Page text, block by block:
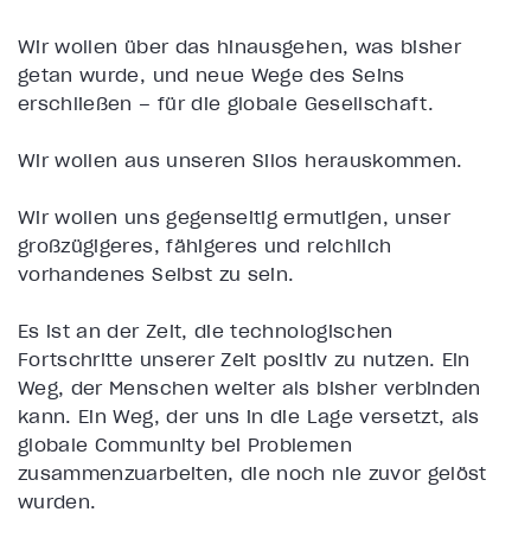
Wir wollen über das hinausgehen, was bisher
getan wurde, und neue Wege des Seins
erschließen – für die globale Gesellschaft.
Wir wollen aus unseren Silos herauskommen.
Wir wollen uns gegenseitig ermutigen, unser
großzügigeres, fähigeres und reichlich
vorhandenes Selbst zu sein.
Es ist an der Zeit, die technologischen
Fortschritte unserer Zeit positiv zu nutzen. Ein
Weg, der Menschen weiter als bisher verbinden
kann. Ein Weg, der uns in die Lage versetzt, als
globale Community bei Problemen
zusammenzuarbeiten, die noch nie zuvor gelöst
wurden.